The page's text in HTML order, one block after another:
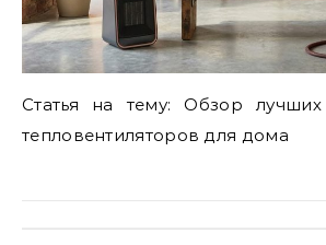
Статья на тему: Обзор лучших электрических
тепловентиляторов для дома